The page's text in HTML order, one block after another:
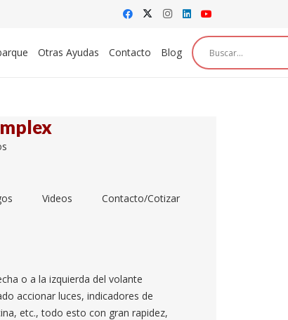
Otras Ayudas Contacto Blog
Videos Contacto/Cotizar
o a la izquierda del volante
accionar luces, indicadores de
etc., todo esto con gran rapidez,